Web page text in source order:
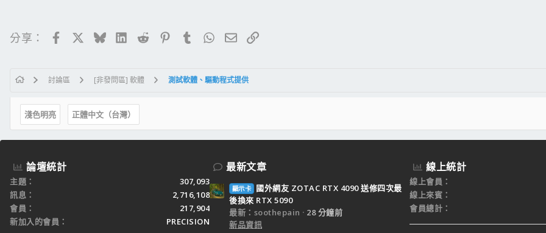
分享： FacebookBlueskyLinkedIn
RedditPinterestTumblrWhatsApp
電子郵件
連結
討論區 [非發問區] 軟體 測試軟體、驅動程式提供
淺色明亮 正體中文（台灣）
論壇統計
主題
307,093
訊息
2,716,108
會員
217,904
新加入的會員
PRECISION
最新文章
顯示卡
國外網友 ZOTAC RTX 4090 送修四次最
後換來 RTX 5090
最新：soothepain
28 分鐘前
新品資訊
線上統計
線上會員
線上來賓
會員總計